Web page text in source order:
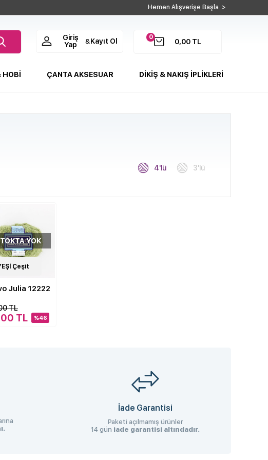
Hemen Alışverişe Başla >
0
0,00 TL
Giriş
Yap
& Kayıt Ol
HOBI ÇANTA AKSESUAR DİKİŞ & NAKIŞ İPLİKLERİ
4'lü 3'lü
Çeşit
YOK
Çeşit
Julia 12222
TL
TL %46
İade Garantisi
Paketi açılmamış ürünler
14 gün iade garantisi altındadır.